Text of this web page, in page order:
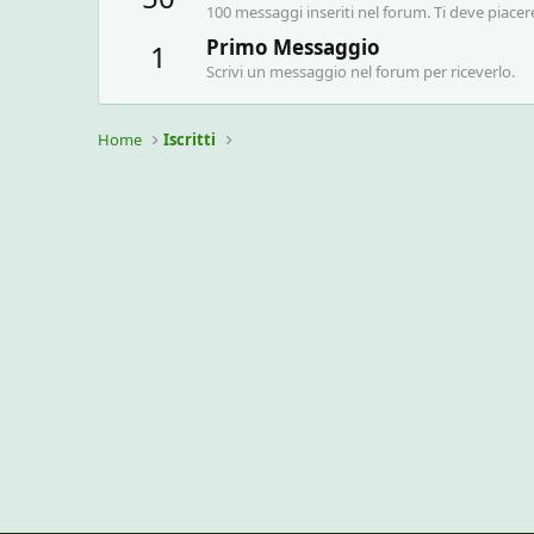
100 messaggi inseriti nel forum. Ti deve
1 Primo Messaggio
Scrivi un messaggio nel forum per riceverlo.
Home Iscritti